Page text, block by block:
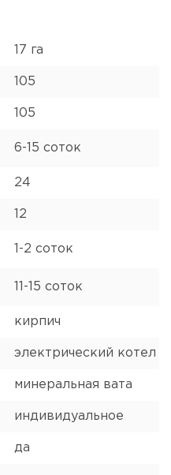
17 га
105
105
6-15 соток
24
12
1-2 соток
11-15 соток
кирпич
электрический котел
минеральная вата
индивидуальное
да